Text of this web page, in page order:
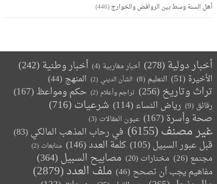
أهل السنة وسط بين الروافض والخوارج(446)
أخبار دولية (278) أخبار مغاربية (4) أخبار وطنية(242)
الأخيرة (51) التعليم (8) الشأن الديني (2) المنهج (44)
تراث وتاريخ(256) تراجم وأعلام (2) حكم ومواعظ(167)
رقائق (9) رياض النساء(114) شرعيات(716)
صحة وأسرة(167) عيون المقالات (3)
غير مصنف(6155) في رحاب المذهب المالكي (83)
قبل عبور السبيل(105) كلمة العدد(146) متابعات (2)
مجتمع (26) مختارات (20) مصابيح السبيل(364)
مفاهيم يجب أن تصحح (46) ملف العدد(2879)